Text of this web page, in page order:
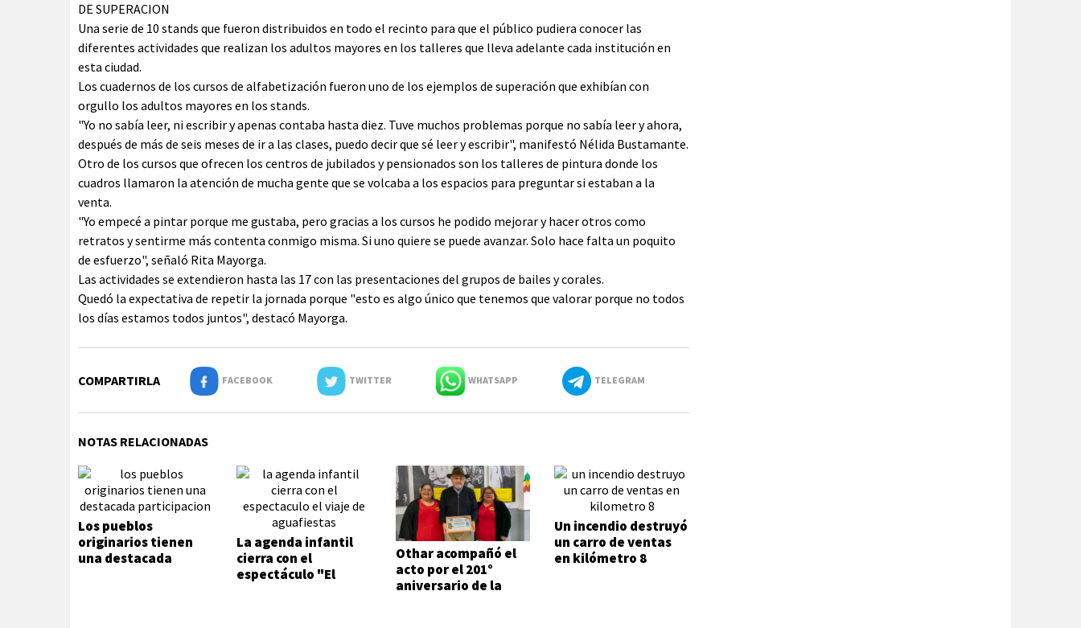
DE SUPERACION
Una serie de 10 stands que fueron distribuidos en todo el recinto para que el público pudiera conocer las
diferentes actividades que realizan los adultos mayores en los talleres que lleva adelante cada institución en
esta ciudad.
Los cuadernos de los cursos de alfabetización fueron uno de los ejemplos de superación que exhibían con
orgullo los adultos mayores en los stands.
"Yo no sabía leer, ni escribir y apenas contaba hasta diez. Tuve muchos problemas porque no sabía leer y ahora,
después de más de seis meses de ir a las clases, puedo decir que sé leer y escribir", manifestó Nélida Bustamante.
Otro de los cursos que ofrecen los centros de jubilados y pensionados son los talleres de pintura donde los
cuadros llamaron la atención de mucha gente que se volcaba a los espacios para preguntar si estaban a la
venta.
"Yo empecé a pintar porque me gustaba, pero gracias a los cursos he podido mejorar y hacer otros como
retratos y sentirme más contenta conmigo misma. Si uno quiere se puede avanzar. Solo hace falta un poquito
de esfuerzo", señaló Rita Mayorga.
Las actividades se extendieron hasta las 17 con las presentaciones del grupos de bailes y corales.
Quedó la expectativa de repetir la jornada porque "esto es algo único que tenemos que valorar porque no todos
los días estamos todos juntos", destacó Mayorga.
COMPARTIRLA FACEBOOK TWITTER WHATSAPP TELEGRAM
NOTAS RELACIONADAS
Los pueblos
originarios tienen
una destacada
La agenda infantil
cierra con el
espectáculo "El
Othar acompañó el
acto por el 201°
aniversario de la
Un incendio destruyó
un carro de ventas
en kilómetro 8